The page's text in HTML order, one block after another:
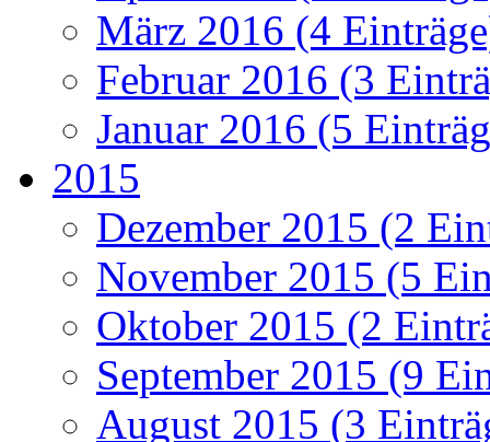
März 2016 (4
Februar 2016 (3
Januar 2016 (5
2015
Dezember 2015 (2
November 2015 (5
Oktober 2015 (2
September 2015 (9
August 2015 (3